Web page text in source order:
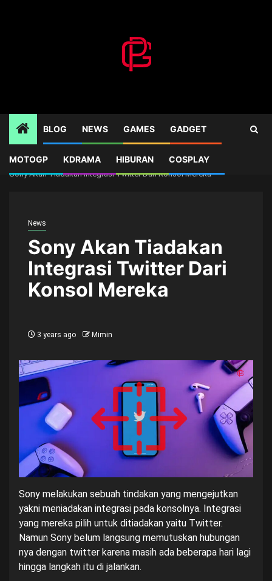
BLOG NEWS GAMES GADGET
MOTOGP KDRAMA HIBURAN COSPLAY
Home
News
Sony Akan Tiadakan Integrasi Twitter Dari Konsol Mereka
News
Sony Akan Tiadakan
Integrasi Twitter Dari
Konsol Mereka
3 years ago Mimin
Sony melakukan sebuah tindakan yang mengejutkan
yakni meniadakan integrasi pada konsolnya. Integrasi
yang mereka pilih untuk ditiadakan yaitu Twitter.
Namun Sony belum langsung memutuskan hubungan
nya dengan twitter karena masih ada beberapa hari lagi
hingga langkah itu di jalankan.